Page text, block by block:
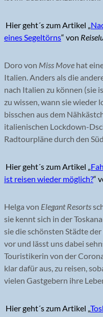
Hier geht´s zum Artikel „
eines Segeltörns“ von
Doro von Miss Move hat
Italien. Anders als die
nach Italien zu können (sie
zu wissen, wann sie wieder
bisschen aus dem
italienischen Lockdown-
Radtourpläne durch den
Hier geht´s zum Artikel „
ist reisen wieder möglich?“
Helga von Elegant Resorts
sie kennt sich in der
sie die schönsten Städte
vor und lässt uns dabei
Touristikerin von der
klar dafür aus, zu reisen,
vielen Gastgebern ihre
Hier geht´s zum Artikel „